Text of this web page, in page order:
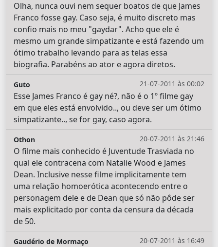
Olha, nunca ouvi nem sequer boatos de que James
Franco fosse gay. Caso seja, é muito discreto mas
confio mais no meu "gaydar". Acho que ele é
mesmo um grande simpatizante e está fazendo um
ótimo trabalho levando para as telas essa
biografia. Parabéns ao ator e agora diretos.
21-07-2011 às 00:02
Guto
Esse James Franco é gay né?, não é o 1º filme gay
em que eles está envolvido.., ou deve ser um ótimo
simpatizante.., se for gay, caso agora.
20-07-2011 às 21:46
Othon
O filme mais conhecido é Juventude Trasviada no
qual ele contracena com Natalie Wood e James
Dean. Inclusive nesse filme implicitamente tem
uma relação homoerótica acontecendo entre o
personagem dele e de Dean que só não pôde ser
mais explicitado por conta da censura da década
de 50.
20-07-2011 às 16:49
Gaudério de Mormaço